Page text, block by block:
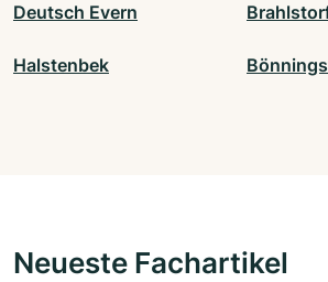
Deutsch Evern
Halstenbek
Neueste Fachartikel